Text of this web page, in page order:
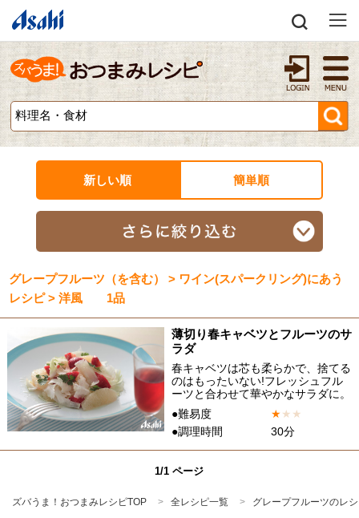
新しい順 簡単順
グレープフルーツ（を含む） > ワイン(スパークリング)にあう
レシピ > 洋風 1品
薄切り春キャベツとフルーツのサ
ラダ
春キャベツは芯も柔らかで、捨てる
のはもったいない!フレッシュフル
ーツと合わせて華やかなサラダに。
●難易度
★★ ★
●調理時間
30分
1/1 ページ
ズバうま！おつまみレシピTOP 全レシピ一覧 グレープフルーツのレ